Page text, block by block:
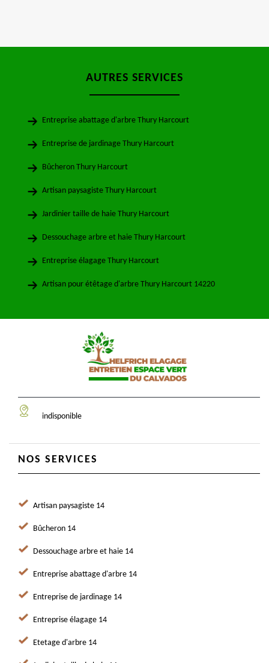
AUTRES SERVICES
Entreprise abattage d'arbre Thury Harcourt
Entreprise de jardinage Thury Harcourt
Bûcheron Thury Harcourt
Artisan paysagiste Thury Harcourt
Jardinier taille de haie Thury Harcourt
Dessouchage arbre et haie Thury Harcourt
Entreprise élagage Thury Harcourt
Artisan pour étêtage d'arbre Thury Harcourt 14220
indisponible
NOS SERVICES
Artisan paysagiste 14
Bûcheron 14
Dessouchage arbre et haie 14
Entreprise abattage d'arbre 14
Entreprise de jardinage 14
Entreprise élagage 14
Etetage d'arbre 14